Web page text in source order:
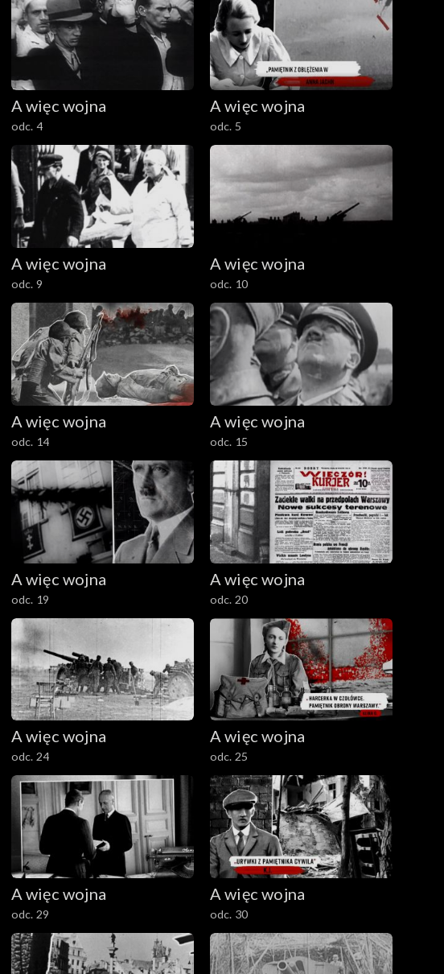
A więc wojna
odc. 4
A więc wojna
odc. 5
A więc wojna
odc. 9
A więc wojna
odc. 10
A więc wojna
odc. 14
A więc wojna
odc. 15
A więc wojna
odc. 19
A więc wojna
odc. 20
A więc wojna
odc. 24
A więc wojna
odc. 25
A więc wojna
odc. 29
A więc wojna
odc. 30